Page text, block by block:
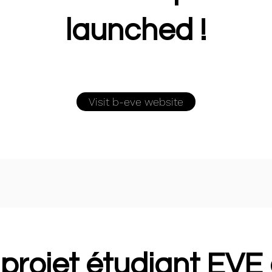
launched !
Visit b-eve website
étudiant EVE